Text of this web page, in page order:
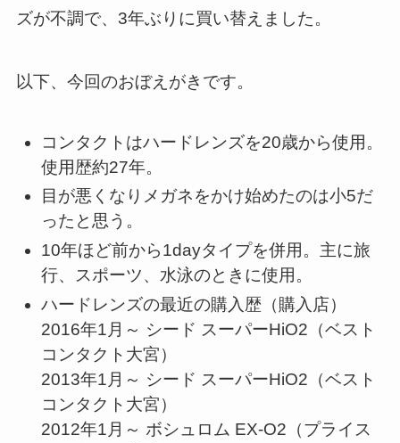
ズが不調で、3年ぶりに買い替えました。
以下、今回のおぼえがきです。
コンタクトはハードレンズを20歳から使用。
使用歴約27年。
目が悪くなりメガネをかけ始めたのは小5だ
ったと思う。
10年ほど前から1dayタイプを併用。主に旅
行、スポーツ、水泳のときに使用。
ハードレンズの最近の購入歴（購入店）
2016年1月～ シード スーパーHiO2（ベスト
コンタクト大宮）
2013年1月～ シード スーパーHiO2（ベスト
コンタクト大宮）
2012年1月～ ボシュロム EX-O2（プライス